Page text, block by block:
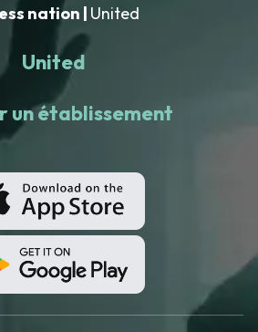
nation | United
United
un établissement